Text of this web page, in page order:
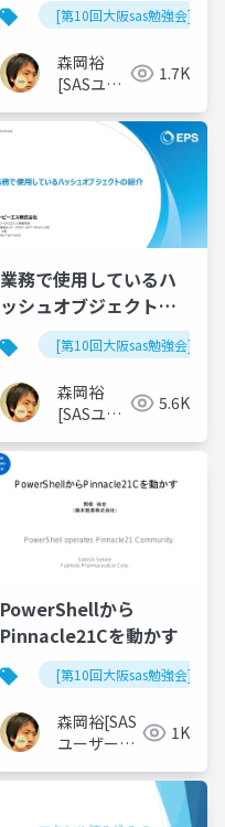
[第10回大阪sas勉強会]
森岡裕
[SASユー
世話人]
1.7K
業務で使用しているハ
ッシュオブジェクトの
紹介
[第10回大阪sas勉強会]
森岡裕
[SASユー
5.6K
PowerShellから
Pinnacle21Cを動かす
[第10回大阪sas勉強会]
森岡裕[SAS
ユーザー総
1K